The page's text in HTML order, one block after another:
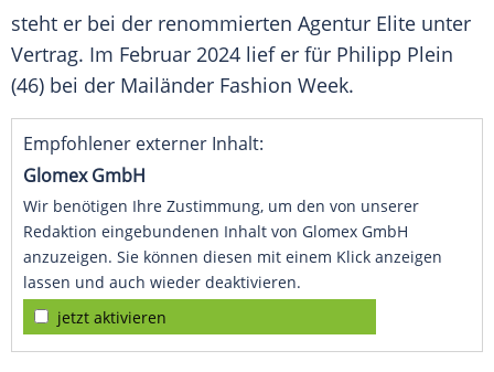
steht er bei der renommierten Agentur Elite unter
Vertrag. Im Februar 2024 lief er für Philipp Plein
(46) bei der Mailänder Fashion Week.
Empfohlener externer Inhalt:
Glomex GmbH
Wir benötigen Ihre Zustimmung, um den von unserer
Redaktion eingebundenen Inhalt von Glomex GmbH
anzuzeigen. Sie können diesen mit einem Klick anzeigen
lassen und auch wieder deaktivieren.
jetzt aktivieren